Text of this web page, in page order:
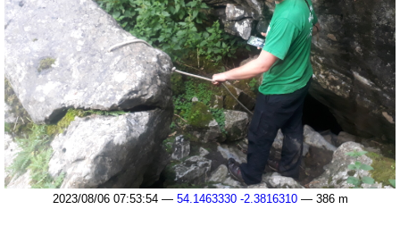
2023/08/06 07:53:54 — 54.1463330 -2.3816310— 386 m